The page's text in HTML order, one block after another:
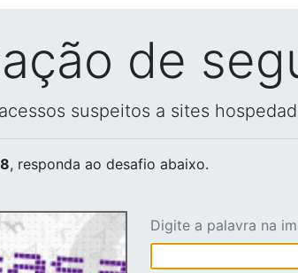
de
suspeitos a sites
, responda ao desafio abaixo.
Digite a palavra na